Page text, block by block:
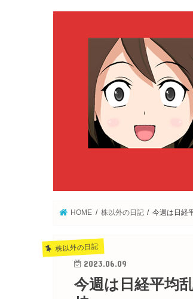
HOME 株以外の日記 今週は日経
株以外の日記
2023.06.09
今週は日経平均